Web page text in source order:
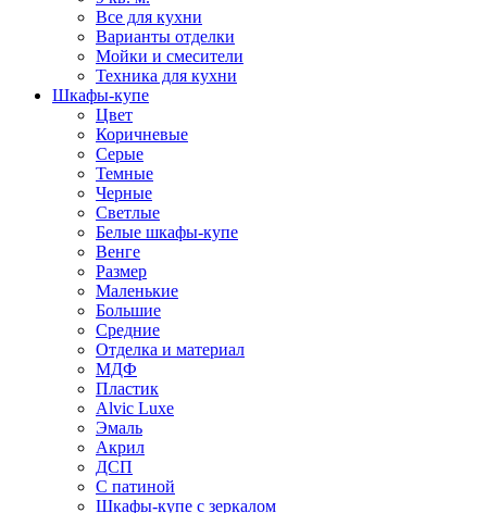
Все для кухни
Варианты отделки
Мойки и смесители
Техника для кухни
Шкафы-купе
Цвет
Коричневые
Серые
Темные
Черные
Светлые
Белые шкафы-купе
Венге
Размер
Маленькие
Большие
Средние
Отделка и материал
МДФ
Пластик
Alvic Luxe
Эмаль
Акрил
ДСП
С патиной
Шкафы-купе с зеркалом